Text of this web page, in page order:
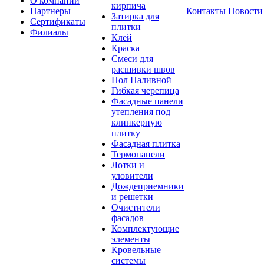
Партнеры
Сертификаты
Филиалы
кирпича
Затирка для
плитки
Клей
Краска
Смеси для
расшивки швов
Пол Наливной
Гибкая черепица
Фасадные панели
утепления под
клинкерную
плитку
Фасадная плитка
Термопанели
Лотки и
уловители
Дождеприемники
и решетки
Очистители
фасадов
Комплектующие
элементы
Кровельные
системы
Контакты Новости